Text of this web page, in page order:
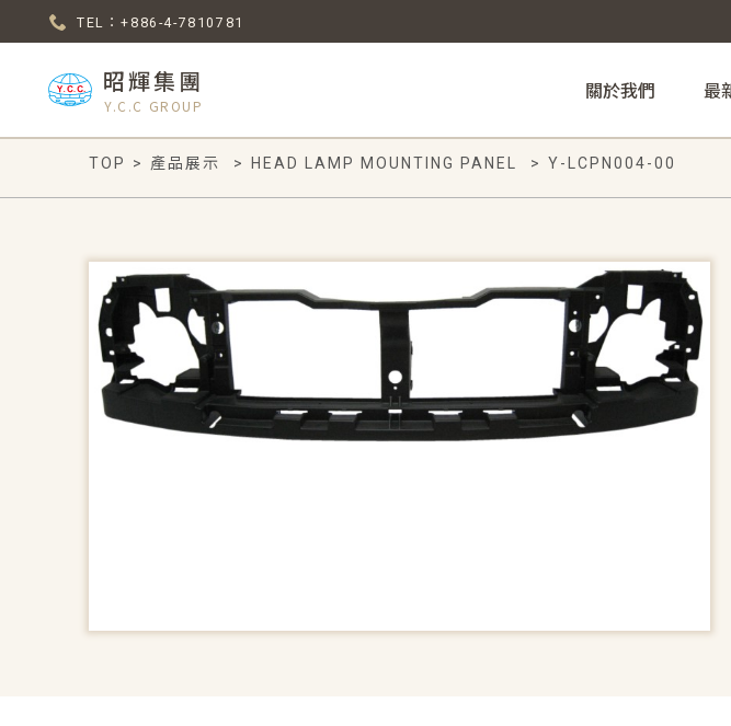
TEL：+886-4-7810781
昭輝集團
Y.C.C GROUP
關於我們 最
TOP > 產品展示 > HEAD LAMP MOUNTING PANEL > Y-LCPN004-00